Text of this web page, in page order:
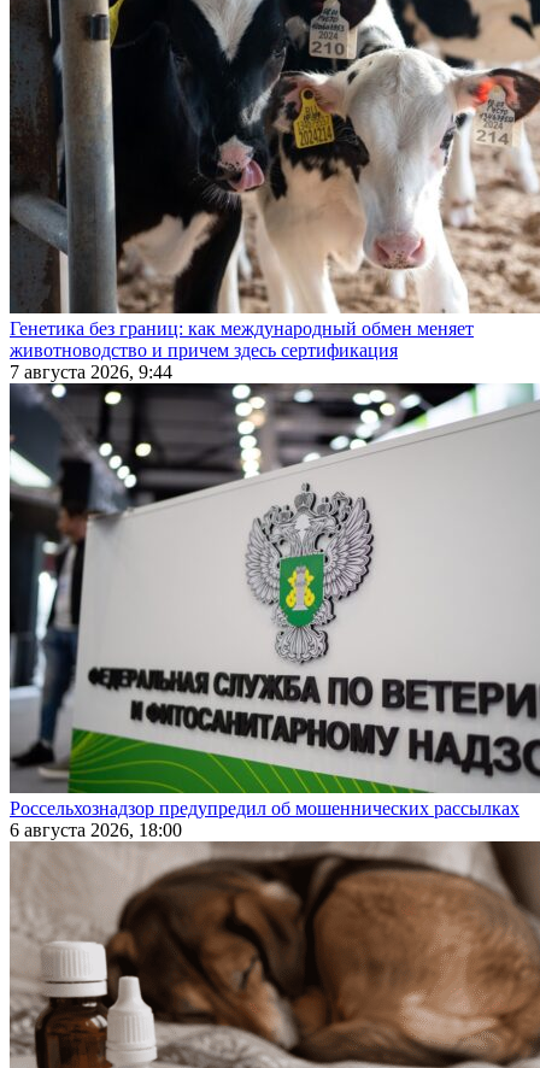
Генетика без границ: как международный обмен меняет
животноводство и причем здесь сертификация
7 августа 2026, 9:44
Россельхознадзор предупредил об мошеннических рассылках
6 августа 2026, 18:00